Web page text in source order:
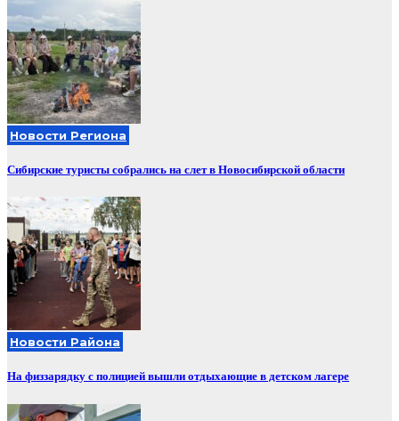
Новости Региона
Сибирские туристы собрались на слет в Новосибирской области
Новости Района
На физзарядку с полицией вышли отдыхающие в детском лагере